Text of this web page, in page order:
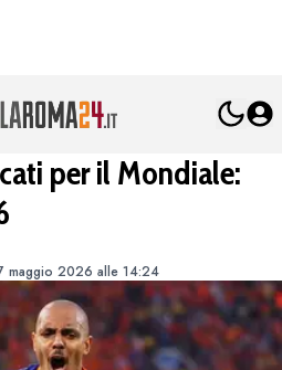
per il Mondiale:
maggio 2026 alle 14:24